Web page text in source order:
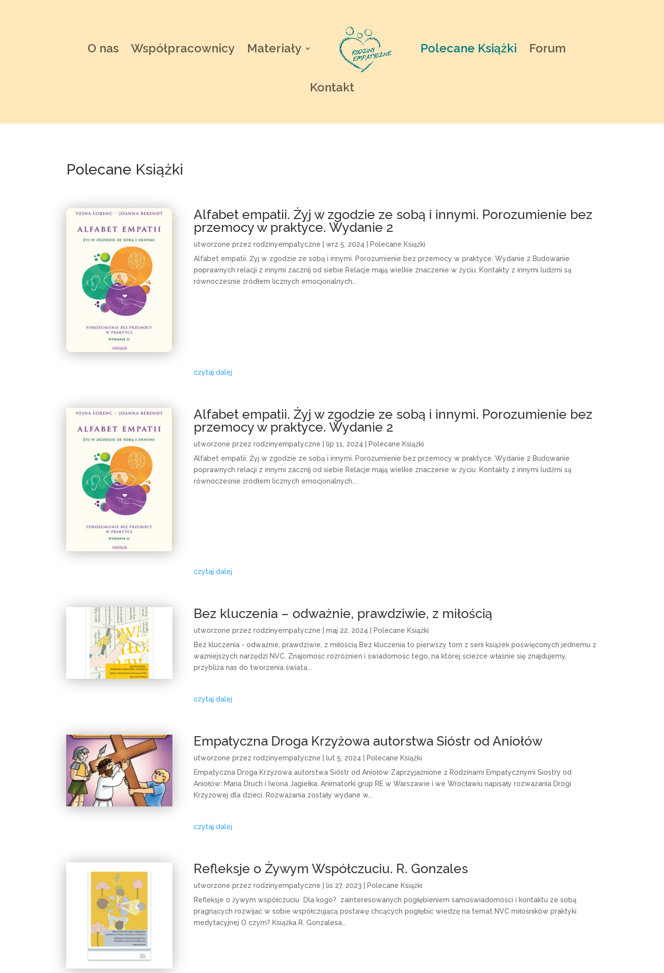
O nas Współpracownicy Materiały Polecane Książki Forum
Kontakt
Polecane Książki
Alfabet empatii. Żyj w zgodzie ze sobą i innymi. Porozumienie bez
przemocy w praktyce. Wydanie 2
utworzone przezrodzinyempatyczne |wrz 5, 2024
Polecane Książki
Alfabet empatii. Żyj w zgodzie ze sobą i innymi. Porozumienie bez przemocy w praktyce. Wydanie 2 Budowanie
poprawnych relacji z innymi zacznij od siebie Relacje mają wielkie znaczenie w życiu. Kontakty z innymi ludźmi są
równocześnie źródłem licznych emocjonalnych...
czytaj dalej
Alfabet empatii. Żyj w zgodzie ze sobą i innymi. Porozumienie bez
przemocy w praktyce. Wydanie 2
utworzone przezrodzinyempatyczne lip 11, 2024
Polecane Książki
Alfabet empatii. Żyj w zgodzie ze sobą i innymi. Porozumienie bez przemocy w praktyce. Wydanie 2 Budowanie
poprawnych relacji z innymi zacznij od siebie Relacje mają wielkie znaczenie w życiu. Kontakty z innymi ludźmi są
równocześnie źródłem licznych emocjonalnych...
czytaj dalej
Bez kluczenia – odważnie, prawdziwie, z miłością
utworzone przezrodzinyempatyczne |maj 22, 2024
Polecane Książki
Bez kluczenia - odważnie, prawdziwie, z miłością Bez kluczenia to pierwszy tom z serii książek poświęconych jednemu z
ważniejszych narzędzi NVC. Znajomość rozróżnień i świadomość tego, na której ścieżce właśnie się znajdujemy,
przybliża nas do tworzenia świata...
czytaj dalej
Empatyczna Droga Krzyżowa autorstwa Sióstr od Aniołów
utworzone przezrodzinyempatyczne lut 5, 2024
Polecane Książki
Empatyczna Droga Krzyżowa autorstwa Sióstr od Aniołów Zaprzyjaźnione z Rodzinami Empatycznymi Siostry od
Aniołów: Maria Druch i Iwona Jagiełka, Animatorki grup RE w Warszawie i we Wrocławiu napisały rozważania Drogi
Krzyżowej dla dzieci. Rozważania zostały wydane w...
czytaj dalej
Refleksje o Żywym Współczuciu. R. Gonzales
utworzone przezrodzinyempatyczne |lis 27, 2023
Polecane Książki
Refleksje o żywym współczuciu Dla kogo? zainteresowanych pogłębieniem samoświadomości i kontaktu ze sobą
pragnących rozwijać w sobie współczującą postawę chcących pogłębić wiedzę na temat NVC miłośników praktyki
medytacyjnej O czym? Książka R. Gonzalesa...